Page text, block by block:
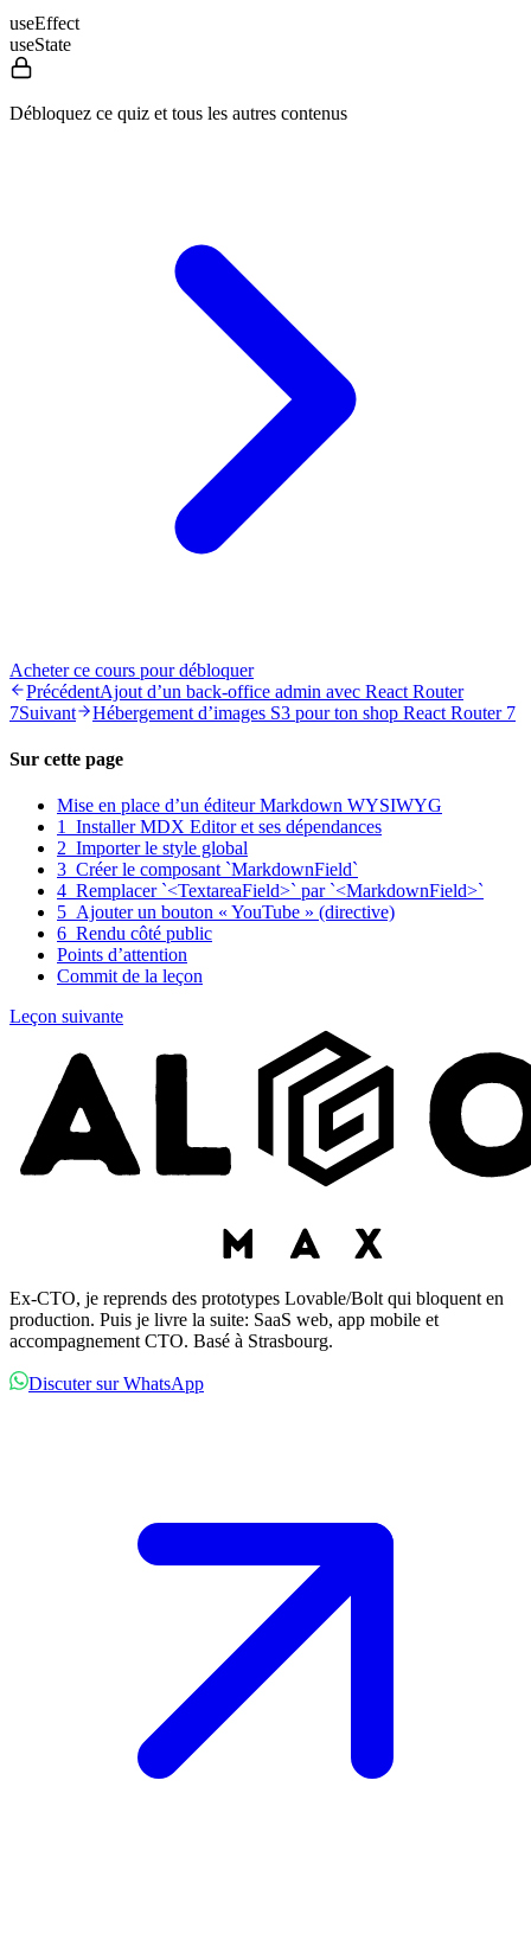
useEffect
useState
Débloquez ce quiz et tous les autres contenus
Acheter ce cours pour débloquer
PrécédentAjout d’un back-office admin avec React Router
7Suivant Hébergement d’images S3 pour ton shop React Router 7
Sur cette page
Mise en place d’un éditeur Markdown WYSIWYG
1 Installer MDX Editor et ses dépendances
2 Importer le style global
3 Créer le composant `MarkdownField`
4 Remplacer `<TextareaField>` par `<MarkdownField>`
5 Ajouter un bouton « YouTube » (directive)
6 Rendu côté public
Points d’attention
Commit de la leçon
Leçon suivante
Ex-CTO, je reprends des prototypes Lovable/Bolt qui bloquent en
production. Puis je livre la suite: SaaS web, app mobile et
accompagnement CTO. Basé à Strasbourg.
Discuter sur WhatsApp